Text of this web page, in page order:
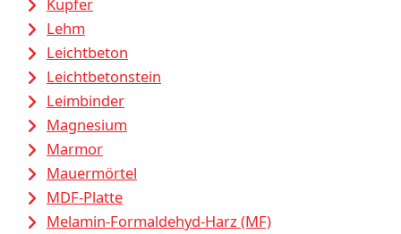
Lehm
Leichtbeton
Leichtbetonstein
Leimbinder
Magnesium
Marmor
Mauermörtel
MDF-Platte
Melamin-Formaldehyd-Harz (MF)